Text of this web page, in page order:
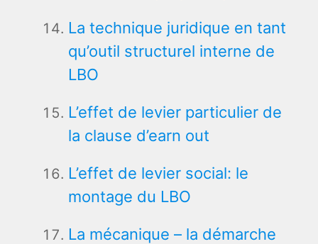
La technique juridique en tant
qu’outil structurel interne de
LBO
L’effet de levier particulier de
la clause d’earn out
L’effet de levier social: le
montage du LBO
La mécanique – la démarche